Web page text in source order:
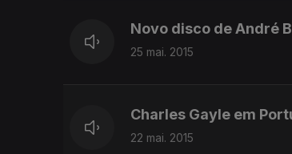
Novo disco de André
25 mai. 2015
Charles Gayle em
22 mai. 2015